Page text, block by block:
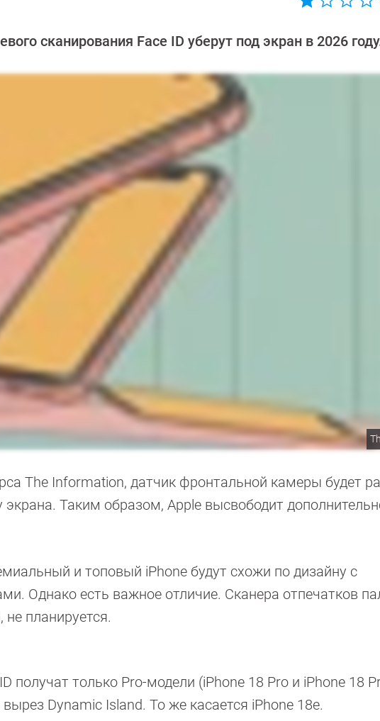
сканирования Face ID уберут под экран в 2026
The Information, датчик фронтальной камеры будет
Таким образом, Apple высвободит
и топовый iPhone будут схожи по дизайну с
Однако есть важное отличие. Сканера отпечатков
планируется.
получат только Pro-модели (iPhone 18 Pro и iPhone 18
Dynamic Island. То же касается iPhone 18e.